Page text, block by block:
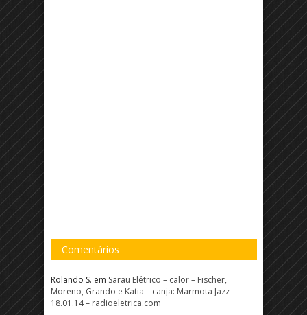
Comentários
Rolando S. em Sarau Elétrico – calor – Fischer,
Moreno, Grando e Katia – canja: Marmota Jazz –
18.01.14 – radioeletrica.com